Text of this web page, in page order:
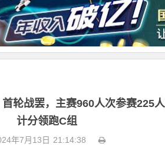
轮战罢，主赛960人次参赛225
计分领跑C组
年7月13日 21:14:38